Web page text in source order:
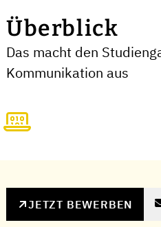
Überblick
Das macht den
Kommunikation aus
JETZT BEWERBEN